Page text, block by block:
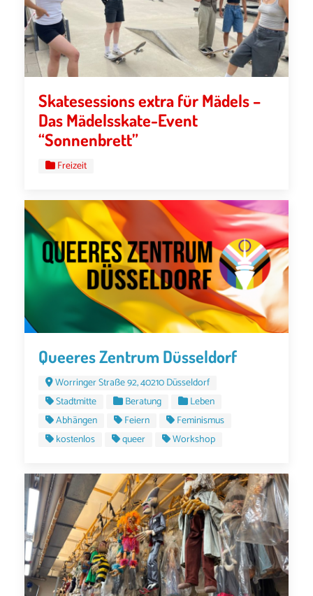
Skatesessions extra für Mädels –
Das Mädelsskate-Event
“Sonnenbrett”
Freizeit
Queeres Zentrum Düsseldorf
Worringer Straße 92, 40210 Düsseldorf
Stadtmitte
Beratung
Leben
Abhängen
Feiern
Feminismus
kostenlos
queer Workshop